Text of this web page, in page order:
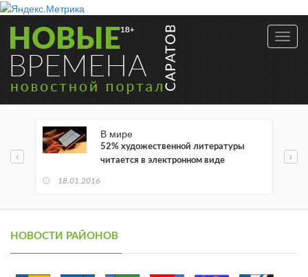
В мире
52% художественной литературы
читается в электронном виде
18.01.2016
НОВОСТИ РАЙОНОВ